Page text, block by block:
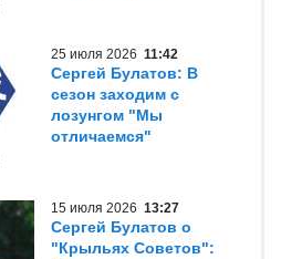
25 июля 2026 11:42
Сергей Булатов: В
сезон заходим с
лозунгом "Мы
отличаемся"
15 июля 2026 13:27
Сергей Булатов о
"Крыльях Советов":